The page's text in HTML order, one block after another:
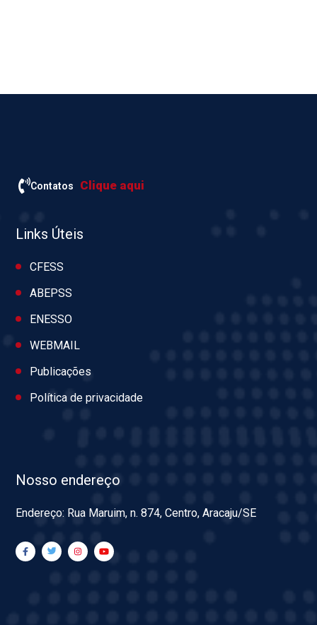
Contatos Clique aqui
Links Úteis
CFESS
ABEPSS
ENESSO
WEBMAIL
Publicações
Política de privacidade
Nosso endereço
Endereço: Rua Maruim, n. 874, Centro, Aracaju/SE